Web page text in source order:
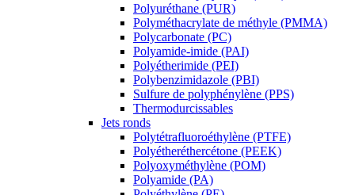
Polyuréthane (PUR)
Polyméthacrylate de méthyle (PMMA)
Polycarbonate (PC)
Polyamide-imide (PAI)
Polyétherimide (PEI)
Polybenzimidazole (PBI)
Sulfure de polyphénylène (PPS)
Thermodurcissables
Jets ronds
Polytétrafluoroéthylène (PTFE)
Polyétheréthercétone (PEEK)
Polyoxyméthylène (POM)
Polyamide (PA)